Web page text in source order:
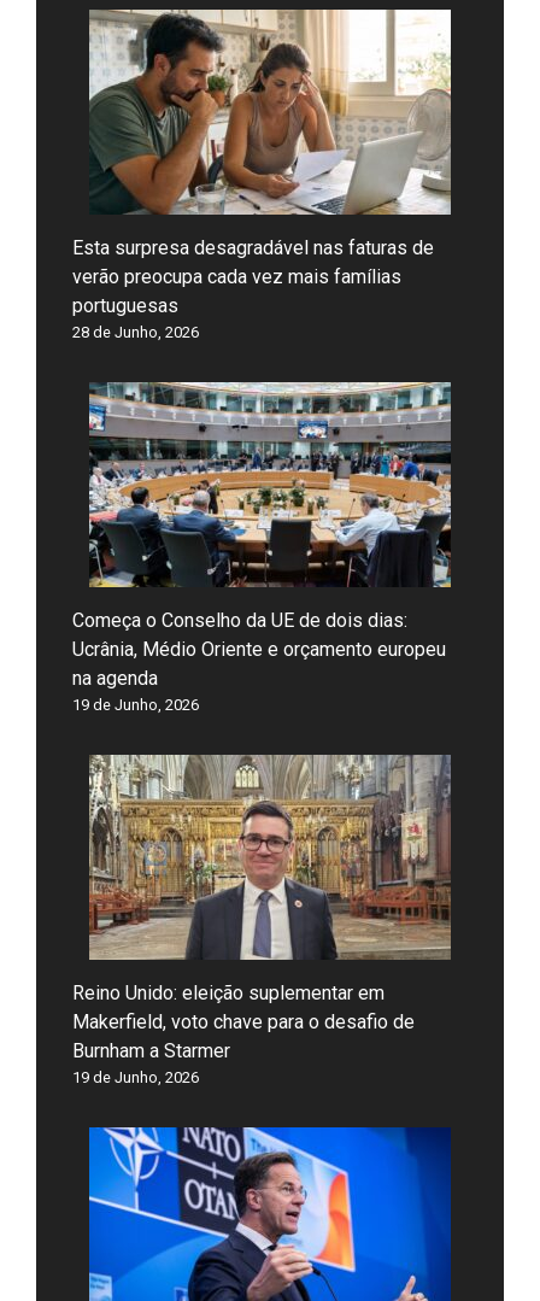
Esta surpresa desagradável nas faturas de
verão preocupa cada vez mais famílias
portuguesas
28 de Junho, 2026
Começa o Conselho da UE de dois dias:
Ucrânia, Médio Oriente e orçamento europeu
na agenda
19 de Junho, 2026
Reino Unido: eleição suplementar em
Makerfield, voto chave para o desafio de
Burnham a Starmer
19 de Junho, 2026